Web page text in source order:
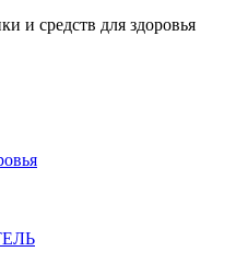
и средств для здоровья